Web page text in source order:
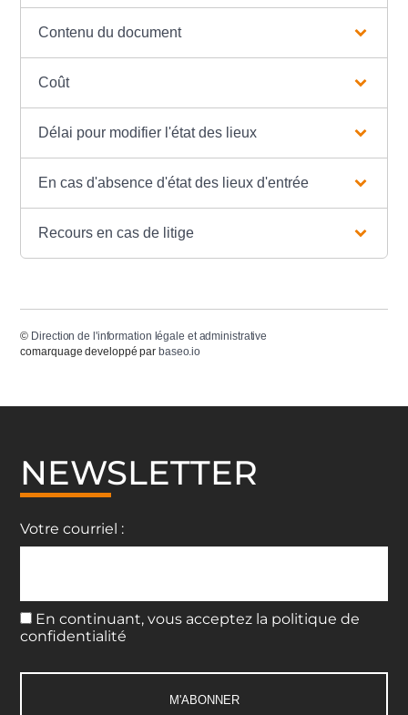
Contenu du document
Coût
Délai pour modifier l'état des lieux
En cas d'absence d'état des lieux d'entrée
Recours en cas de litige
© Direction de l'information légale et administrative
comarquage developpé par baseo.io
NEWSLETTER
Votre courriel :
En continuant, vous acceptez la politique de
confidentialité